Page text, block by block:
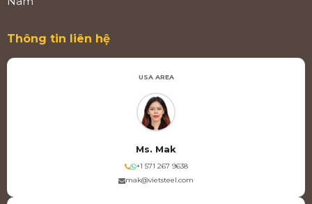
Thông tin liên hệ
USA AREA
Ms. Mak
+1 571 267 9638
mak@vietsteel.com